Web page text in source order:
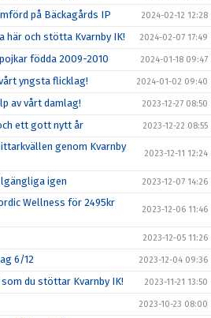
på Bäckagårds IP 2024-02-12 12:28
här och stötta Kvarnby IK! 2024-02-07 17:49
födda 2009-2010 2024-01-18 09:47
yngsta flicklag! 2024-01-02 09:40
av vårt damlag! 2023-12-27 08:50
ett gott nytt år 2023-12-22 08:55
genom Kvarnby
2023-12-11 12:24
igen 2023-12-07 14:26
Wellness för 2495kr
2023-12-06 11:46
2023-12-05 11:26
6/12 2023-12-04 09:36
du stöttar Kvarnby IK! 2023-11-21 13:50
2023-10-23 08:00